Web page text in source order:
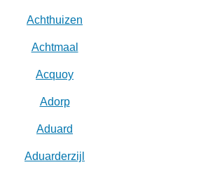
Achthuizen
Achtmaal
Acquoy
Adorp
Aduard
Aduarderzijl